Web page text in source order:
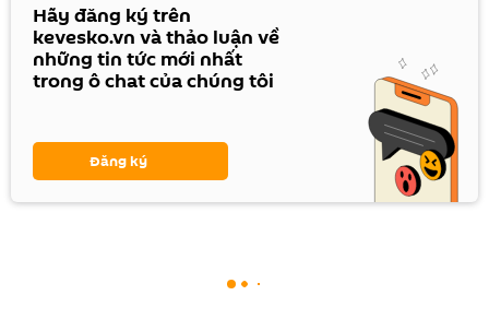
Hãy đăng ký trên
kevesko.vn và thảo luận về
những tin tức mới nhất
trong ô chat của chúng tôi
Đăng ký